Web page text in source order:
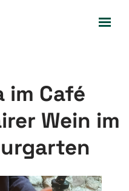
im Café
Wein im